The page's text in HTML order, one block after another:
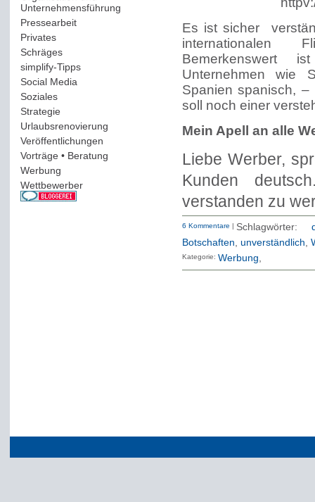
Unternehmensführung
Pressearbeit(12)
Privates(193)
Schräges(161)
simplify-Tipps(123)
Social Media
Soziales(37)
Strategie(220)
Urlaubsrenovierung
Veröffentlichungen
Vorträge • Beratung
Werbung
Wettbewerber(61)
Es ist sicher
internationalen
Bemerkenswert
Unternehmen wie
Spanien spanisch,
soll noch einer
Mein Apell an alle
Liebe Werber,
Kunden
verstanden zu
6 Kommentare | Schlagwörter:
Botschaften, unverständlich,
Kategorie: Werbung